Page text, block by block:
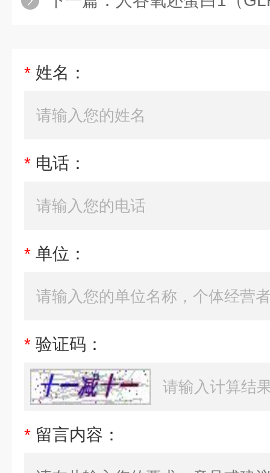
* 姓名：
* 电话：
* 单位：
* 验证码：
* 留言内容：